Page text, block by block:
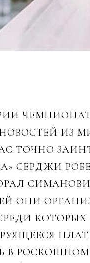
ИЗ
ТОЧНО
СЕРДЖИ
ОНИ
В РОСКОШНОМ